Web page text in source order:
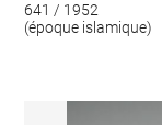
641 / 1952
(époque islamique)